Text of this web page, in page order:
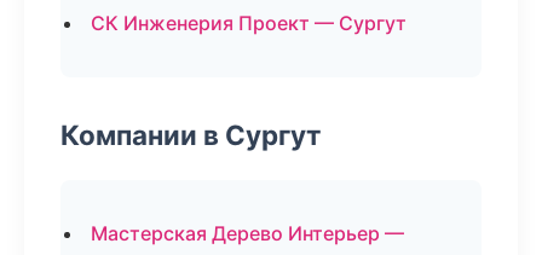
СК Инженерия Проект — Сургут
Компании в Сургут
Мастерская Дерево Интерьер —